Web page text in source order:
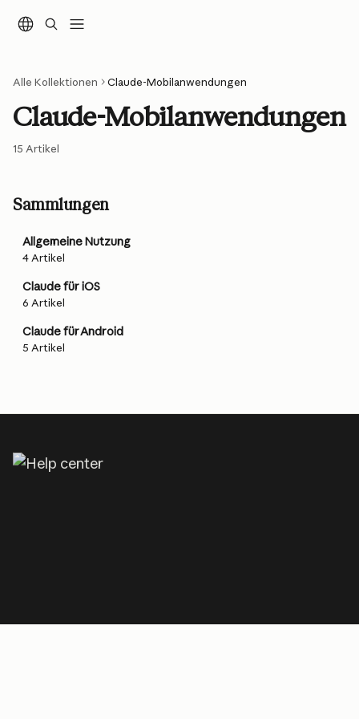
Alle Kollektionen Claude-Mobilanwendungen
Claude-Mobilanwendungen
15 Artikel
Sammlungen
Allgemeine Nutzung
4 Artikel
Claude für iOS
6 Artikel
Claude für Android
5 Artikel